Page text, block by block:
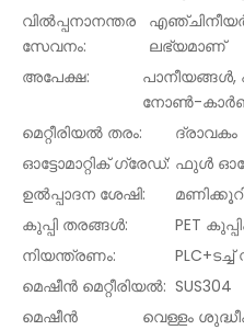
വിൽപ്പനാനന്തര
സേവനം:
ലഭ്യമാണ്
അപേക്ഷ:
പാനീയങ്ങൾ,
നോൺ-
മെറ്റീരിയൽ തരം:
ദ്രാവകം
ഓട്ടോമാറ്റിക് ഗ്രേഡ്: ഫുൾ
ഉൽപ്പാദന ശേഷി:
കുപ്പി തരങ്ങൾ:
PET
നിയന്ത്രണം:
മെഷീൻ മെറ്റീരിയൽ: SUS304
മെഷീൻ
വെള്ളം